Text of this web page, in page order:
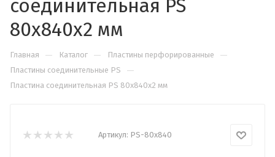
соединительная PS
80х840х2 мм
Главная — Каталог — Пластины перфорированные —
Пластины соединительные PS —
Пластина соединительная PS 80х840х2 мм
Артикул: PS-80х840